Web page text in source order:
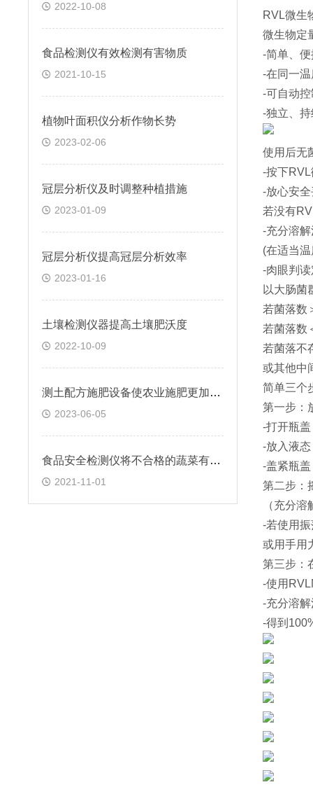
2022-10-08
食品检测仪有效检测有害物质
2021-10-15
植物叶面积仪分析作物长势
2023-02-06
冠层分析仪及时调整种植措施
2023-01-09
冠层分析仪提高冠层分析效率
2023-01-16
土壤检测仪器提高土壤肥沃度
2022-10-09
测土配方施肥设备使农业施肥更加准确高效
2023-06-05
食品安全检测仪将不合格的蔬菜有效剔除
2021-11-01
RVL微生
微生物定
-简单、
-在同一
-可自动
-独立、
使用后无
-按下
-放心安
若没有
-充分溶
(在适当
-肉眼判
以大肠菌
若菌落数
若菌落数
若菌落不
或其他中
简单三个
第一步：
-打开瓶
-放入液
-盖紧瓶盖
第二步：
（充分
-若使用
或用手用
第三步：
-使用
-充分溶
-得到